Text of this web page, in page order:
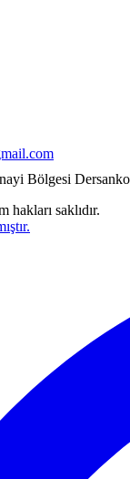
Bölgesi
hakları saklıdır.